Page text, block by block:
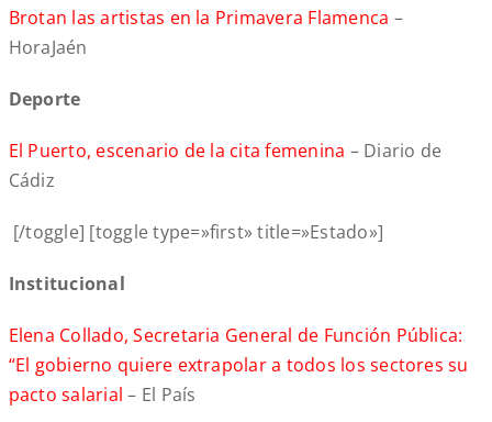
Brotan las artistas en la Primavera Flamenca –
HoraJaén
Deporte
El Puerto, escenario de la cita femenina – Diario de
Cádiz
[/toggle] [toggle type=»first» title=»Estado»]
Institucional
Elena Collado, Secretaria General de Función Pública:
“El gobierno quiere extrapolar a todos los sectores su
pacto salarial – El País